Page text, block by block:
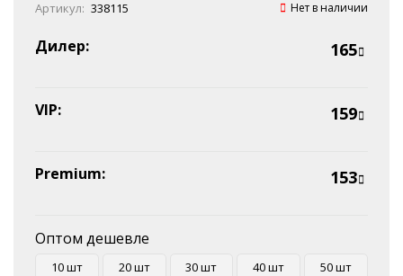
Наличные
Эквайринг
Оплата на P/C
Артикул: 338115 Нет в наличии
Дилер: 165
VIP: 159
Premium: 153
Оптом дешевле
10 шт 20 шт 30 шт 40 шт 50 шт